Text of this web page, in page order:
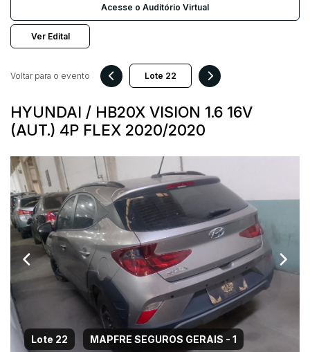
Acesse o Auditório Virtual
Ver Edital
HYUNDAI / HB20X VISION 1.6 16V
(AUT.) 4P FLEX 2020/2020
Voltar para o evento
Lote 22 MAPFRE SEGUROS GERAIS - 1